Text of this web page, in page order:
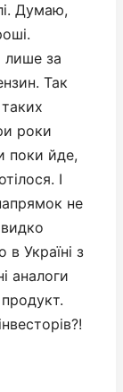
Думаю,
лише за
Так
роки
поки йде,
І
не
Україні з
аналоги